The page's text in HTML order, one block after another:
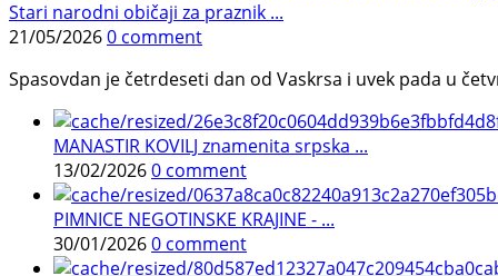
Stari narodni običaji za praznik ...
21/05/20260 comment
Spasovdan je četrdeseti dan od Vaskrsa i uvek pada u
MANASTIR KOVILJ znamenita srpska ...
13/02/20260 comment
PIMNICE NEGOTINSKE KRAJINE - ...
30/01/20260 comment